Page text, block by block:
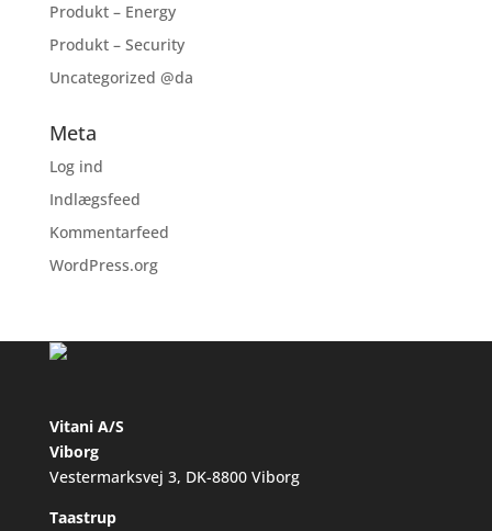
Produkt – Energy
Produkt – Security
Uncategorized @da
Meta
Log ind
Indlægsfeed
Kommentarfeed
WordPress.org
Vitani A/S
Viborg
Vestermarksvej 3, DK-8800 Viborg
Taastrup